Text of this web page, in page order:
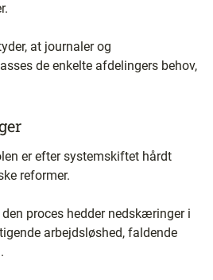
at journaler og
de enkelte afdelingers behov,
er efter systemskiftet hårdt
reformer.
proces hedder nedskæringer i
arbejdsløshed, faldende